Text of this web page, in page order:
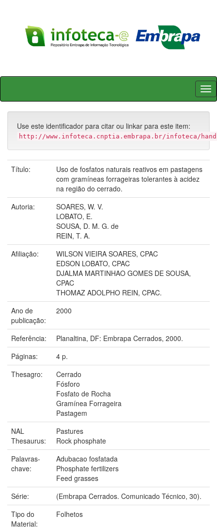
Skip
Use este identificador para citar ou linkar para este item:
http://www.infoteca.cnptia.embrapa.br/infoteca/
Título:
Uso de fosfatos naturais reativos em pastagens
com gramíneas forrageiras tolerantes à acidez
na região do cerrado.
Autoria:
SOARES, W. V.
LOBATO, E.
SOUSA, D. M. G. de
REIN, T. A.
Afiliação:
WILSON VIEIRA SOARES, CPAC
EDSON LOBATO, CPAC
DJALMA MARTINHAO GOMES DE SOUSA,
CPAC
THOMAZ ADOLPHO REIN, CPAC.
Ano de
publicação:
2000
Referência:
Planaltina, DF: Embrapa Cerrados, 2000.
Páginas:
4 p.
Thesagro:
Cerrado
Fósforo
Fosfato de Rocha
Gramínea Forrageira
Pastagem
NAL
Thesaurus:
Pastures
Rock phosphate
Palavras-
chave:
Adubacao fosfatada
Phosphate fertilizers
Feed grasses
Série:
(Embrapa Cerrados. Comunicado Técnico, 30).
Tipo do
Material:
Folhetos